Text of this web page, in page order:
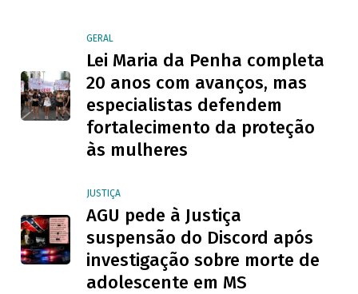
GERAL
Lei Maria da Penha completa
20 anos com avanços, mas
especialistas defendem
fortalecimento da proteção
às mulheres
JUSTIÇA
AGU pede à Justiça
suspensão do Discord após
investigação sobre morte de
adolescente em MS